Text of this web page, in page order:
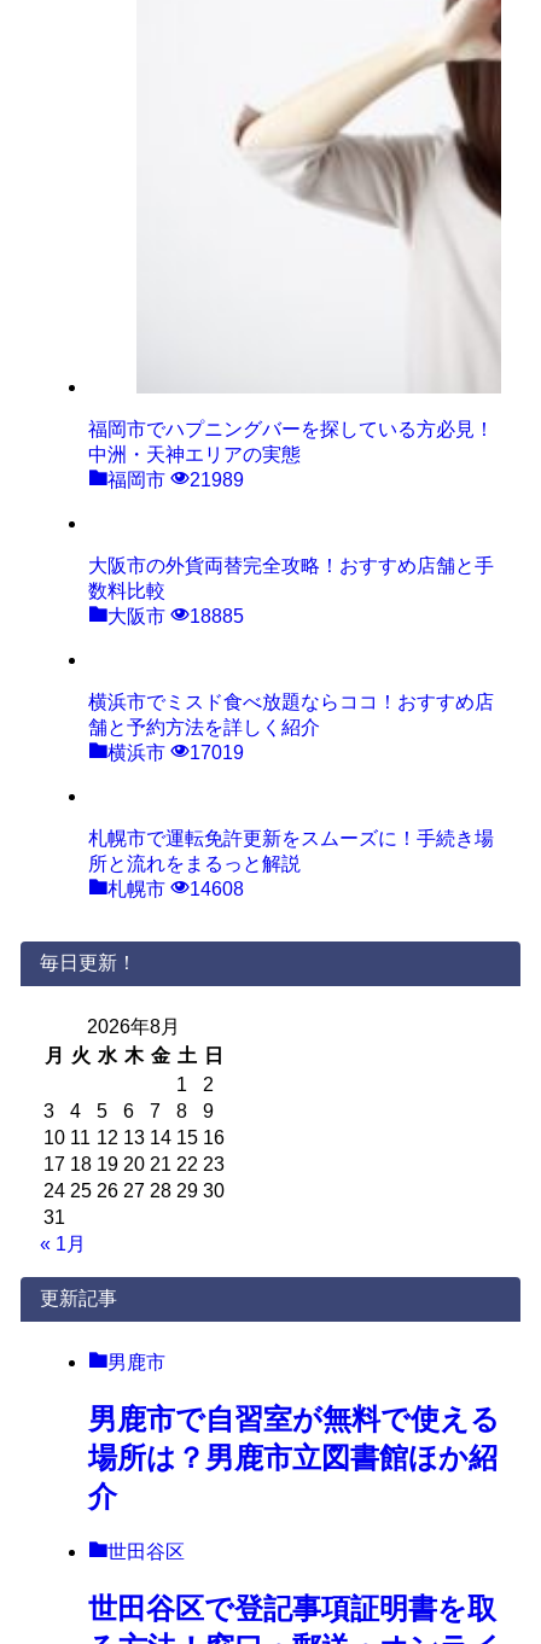
福岡市でハプニングバーを探している方必見！
中洲・天神エリアの実態
福岡市
21989
大阪市の外貨両替完全攻略！おすすめ店舗と手
数料比較
大阪市
18885
横浜市でミスド食べ放題ならココ！おすすめ店
舗と予約方法を詳しく紹介
横浜市
17019
札幌市で運転免許更新をスムーズに！手続き場
所と流れをまるっと解説
札幌市
14608
毎日更新！
2026年8月
月
火 水 木 金 土
日
1
2
3
4 5 6 7 8
9
10 11 12 13 14 15 16
17 18 19 20 21 22 23
24 25 26 27 28 29 30
31
« 1月
更新記事
男鹿市
男鹿市で自習室が無料で使える
場所は？男鹿市立図書館ほか紹
介
世田谷区
世田谷区で登記事項証明書を取